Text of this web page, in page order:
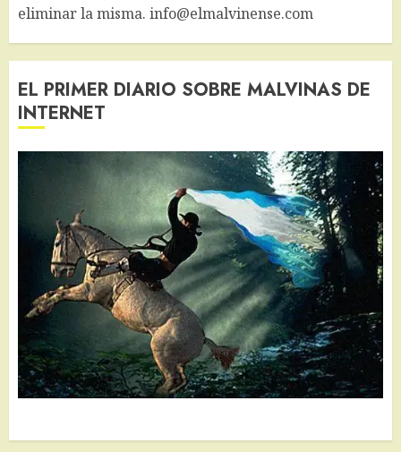
eliminar la misma. info@elmalvinense.com
EL PRIMER DIARIO SOBRE MALVINAS DE
INTERNET